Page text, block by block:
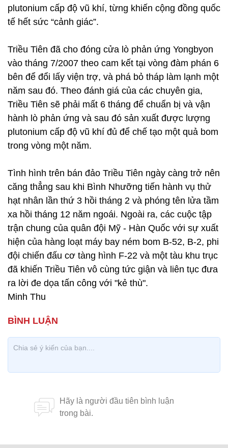
plutonium cấp độ vũ khí, từng khiến cộng đồng quốc
tế hết sức “cảnh giác”.
Triều Tiên đã cho đóng cửa lò phản ứng Yongbyon
vào tháng 7/2007 theo cam kết tại vòng đàm phán 6
bên để đổi lấy viện trợ, và phá bỏ tháp làm lạnh một
năm sau đó. Theo đánh giá của các chuyên gia,
Triều Tiên sẽ phải mất 6 tháng để chuẩn bị và vận
hành lò phản ứng và sau đó sản xuất được lượng
plutonium cấp độ vũ khí đủ để chế tạo một quả bom
trong vòng một năm.
Tình hình trên bán đảo Triều Tiên ngày càng trở nên
căng thẳng sau khi Bình Nhưỡng tiến hành vụ thử
hạt nhân lần thứ 3 hồi tháng 2 và phóng tên lửa tầm
xa hồi tháng 12 năm ngoái. Ngoài ra, các cuộc tập
trận chung của quân đội Mỹ - Hàn Quốc với sự xuất
hiện của hàng loạt máy bay ném bom B-52, B-2, phi
đội chiến đấu cơ tàng hình F-22 và một tàu khu trục
đã khiến Triều Tiên vô cùng tức giận và liên tục đưa
ra lời đe dọa tấn công với "kẻ thù".
Minh Thu